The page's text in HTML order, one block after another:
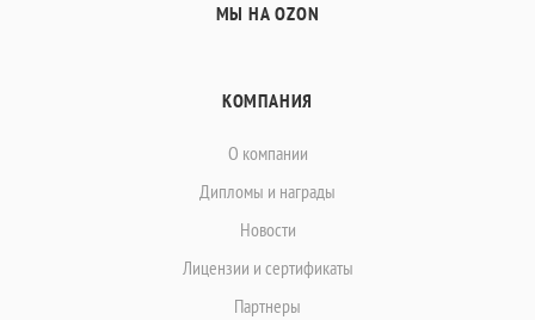
МЫ НА OZON
КОМПАНИЯ
О компании
Дипломы и награды
Новости
Лицензии и сертификаты
Партнеры